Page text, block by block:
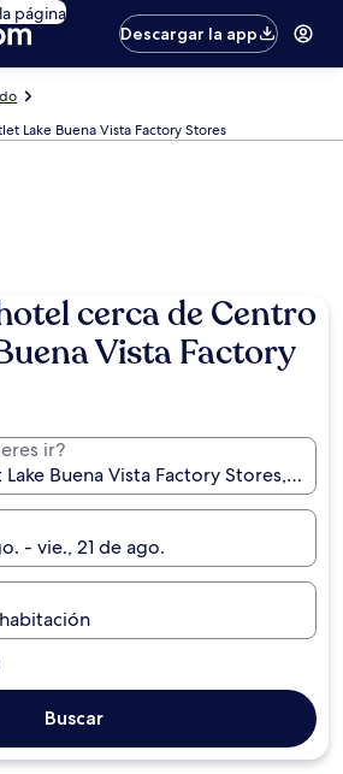
página
Descargar la app
Lake Buena Vista Factory Stores
cerca de Centro
Vista Factory
ir?
Buena Vista Factory Stores,
- vie., 21 de ago.
Buscar